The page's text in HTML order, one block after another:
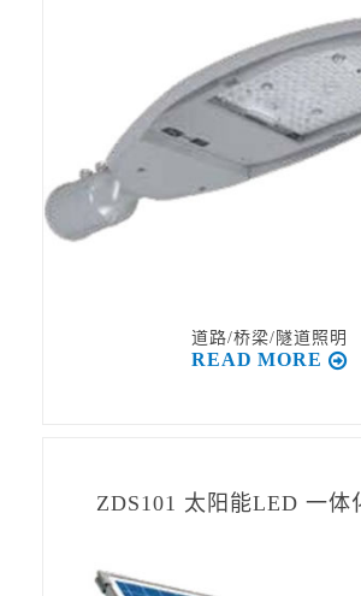
道路/桥梁/隧道照明
READ MORE
ZDS101 太阳能LED 一体